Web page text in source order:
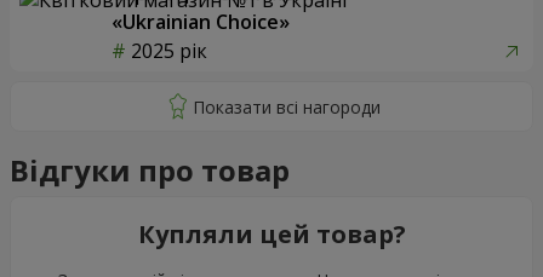
«Ukrainian Choice»
2025 рік
Відгуки про товар
Купляли цей товар?